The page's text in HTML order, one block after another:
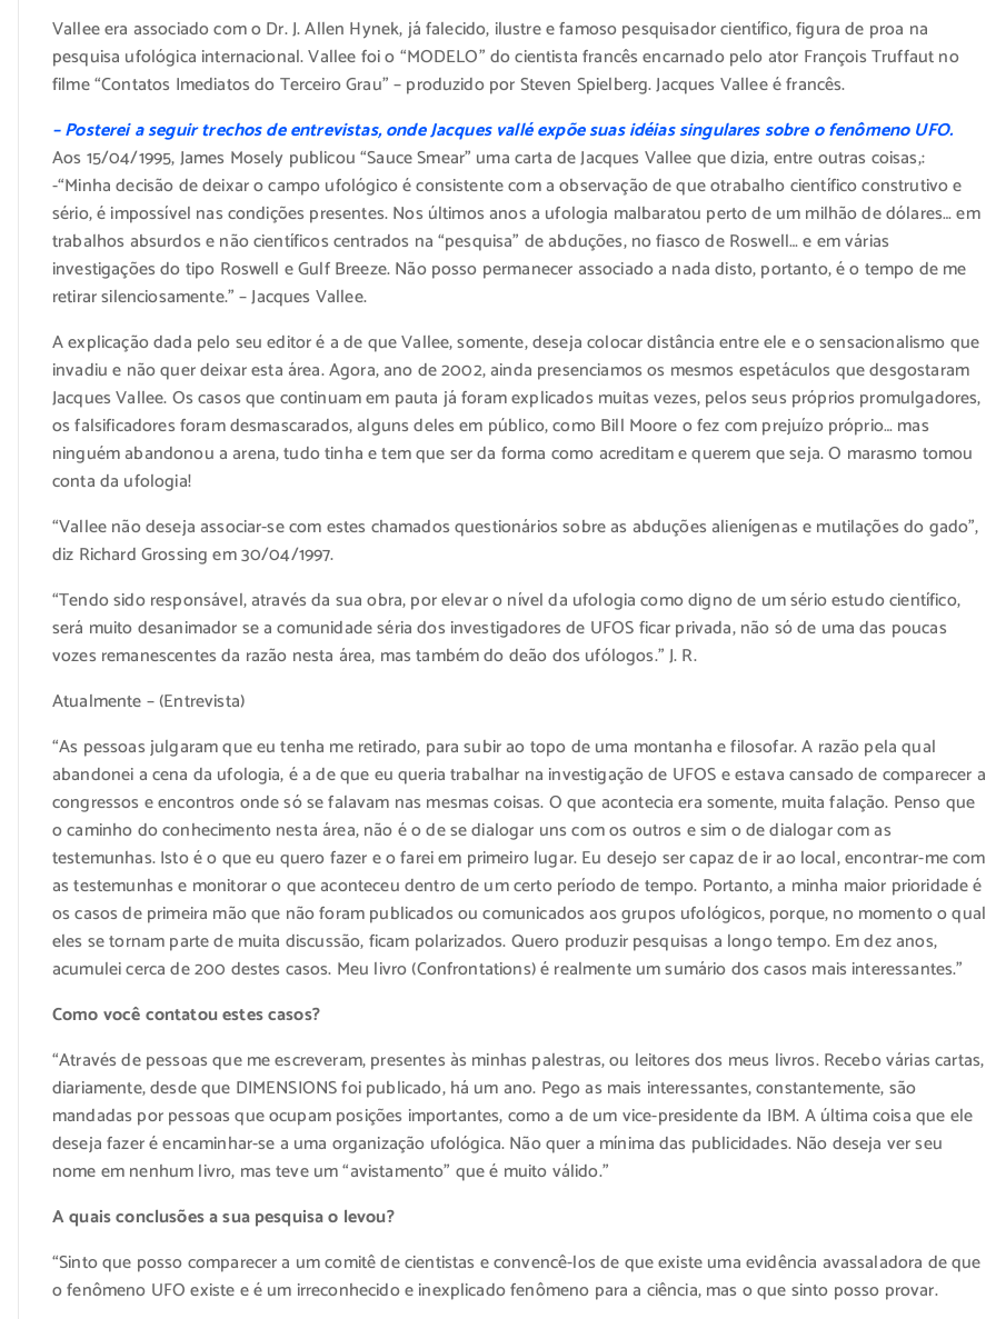
Vallee era associado com o Dr. J. Allen Hynek, já falecido, ilustre e famoso pesquisador científico, figura de proa na
pesquisa ufológica internacional. Vallee foi o “MODELO” do cientista francês encarnado pelo ator François Truffaut no
filme “Contatos Imediatos do Terceiro Grau” – produzido por Steven Spielberg. Jacques Vallee é francês.
– Posterei a seguir trechos de entrevistas, onde Jacques vallé expõe suas idéias singulares sobre o fenômeno UFO.
Aos 15/04/1995, James Mosely publicou “Sauce Smear” uma carta de Jacques Vallee que dizia, entre outras coisas,:
-“Minha decisão de deixar o campo ufológico é consistente com a observação de que otrabalho científico construtivo e
sério, é impossível nas condições presentes. Nos últimos anos a ufologia malbaratou perto de um milhão de dólares… em
trabalhos absurdos e não científicos centrados na “pesquisa” de abduções, no fiasco de Roswell… e em várias
investigações do tipo Roswell e Gulf Breeze. Não posso permanecer associado a nada disto, portanto, é o tempo de me
retirar silenciosamente.” – Jacques Vallee.
A explicação dada pelo seu editor é a de que Vallee, somente, deseja colocar distância entre ele e o sensacionalismo que
invadiu e não quer deixar esta área. Agora, ano de 2002, ainda presenciamos os mesmos espetáculos que desgostaram
Jacques Vallee. Os casos que continuam em pauta já foram explicados muitas vezes, pelos seus próprios promulgadores,
os falsificadores foram desmascarados, alguns deles em público, como Bill Moore o fez com prejuízo próprio… mas
ninguém abandonou a arena, tudo tinha e tem que ser da forma como acreditam e querem que seja. O marasmo tomou
conta da ufologia!
“Vallee não deseja associar-se com estes chamados questionários sobre as abduções alienígenas e mutilações do gado”,
diz Richard Grossing em 30/04/1997.
“Tendo sido responsável, através da sua obra, por elevar o nível da ufologia como digno de um sério estudo científico,
será muito desanimador se a comunidade séria dos investigadores de UFOS ficar privada, não só de uma das poucas
vozes remanescentes da razão nesta área, mas também do deão dos ufólogos.” J. R.
Atualmente – (Entrevista)
“As pessoas julgaram que eu tenha me retirado, para subir ao topo de uma montanha e filosofar. A razão pela qual
abandonei a cena da ufologia, é a de que eu queria trabalhar na investigação de UFOS e estava cansado de comparecer a
congressos e encontros onde só se falavam nas mesmas coisas. O que acontecia era somente, muita falação. Penso que
o caminho do conhecimento nesta área, não é o de se dialogar uns com os outros e sim o de dialogar com as
testemunhas. Isto é o que eu quero fazer e o farei em primeiro lugar. Eu desejo ser capaz de ir ao local, encontrar-me com
as testemunhas e monitorar o que aconteceu dentro de um certo período de tempo. Portanto, a minha maior prioridade é
os casos de primeira mão que não foram publicados ou comunicados aos grupos ufológicos, porque, no momento o qual
eles se tornam parte de muita discussão, ficam polarizados. Quero produzir pesquisas a longo tempo. Em dez anos,
acumulei cerca de 200 destes casos. Meu livro (Confrontations) é realmente um sumário dos casos mais interessantes.”
Como você contatou estes casos?
“Através de pessoas que me escreveram, presentes às minhas palestras, ou leitores dos meus livros. Recebo várias cartas,
diariamente, desde que DIMENSIONS foi publicado, há um ano. Pego as mais interessantes, constantemente, são
mandadas por pessoas que ocupam posições importantes, como a de um vice-presidente da IBM. A última coisa que ele
deseja fazer é encaminhar-se a uma organização ufológica. Não quer a mínima das publicidades. Não deseja ver seu
nome em nenhum livro, mas teve um “avistamento” que é muito válido.”
A quais conclusões a sua pesquisa o levou?
“Sinto que posso comparecer a um comitê de cientistas e convencê-los de que existe uma evidência avassaladora de que
o fenômeno UFO existe e é um irreconhecido e inexplicado fenômeno para a ciência, mas o que sinto posso provar.